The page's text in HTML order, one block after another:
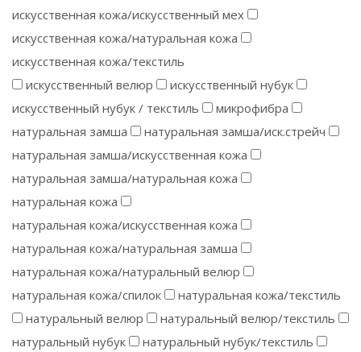
искусственная кожа/искусственный мех
искусственная кожа/натуральная кожа
искусственная кожа/текстиль
искусственный велюр
искусственный нубук
искусственный нубук / текстиль
микрофибра
натуральная замша
натуральная замша/иск.стрейч
натуральная замша/искусственная кожа
натуральная замша/натуральная кожа
натуральная кожа
натуральная кожа/искусственная кожа
натуральная кожа/натуральная замша
натуральная кожа/натуральный велюр
натуральная кожа/спилок
натуральная кожа/текстиль
натуральный велюр
натуральный велюр/текстиль
натуральный нубук
натуральный нубук/текстиль